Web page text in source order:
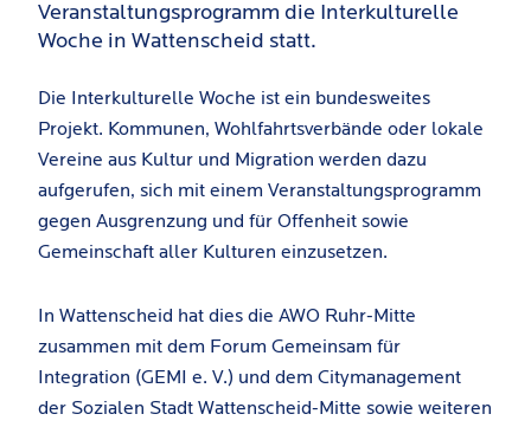
Veranstaltungsprogramm die Interkulturelle
Woche in Wattenscheid statt.
Die Interkulturelle Woche ist ein bundesweites
Projekt. Kommunen, Wohlfahrtsverbände oder lokale
Vereine aus Kultur und Migration werden dazu
aufgerufen, sich mit einem Veranstaltungsprogramm
gegen Ausgrenzung und für Offenheit sowie
Gemeinschaft aller Kulturen einzusetzen.
In Wattenscheid hat dies die AWO Ruhr-Mitte
zusammen mit dem Forum Gemeinsam für
Integration (GEMI e. V.) und dem Citymanagement
der Sozialen Stadt Wattenscheid-Mitte sowie weiteren